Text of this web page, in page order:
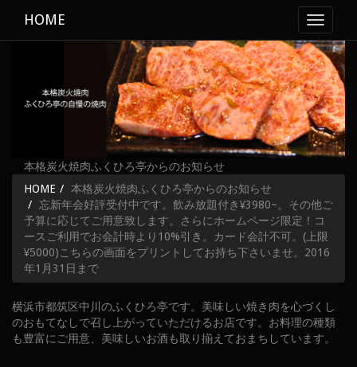
Toggle
HOME
本格炭火焼肉ふくひろ亭からのお知らせ
HOME
本格炭火焼肉ふくひろ亭からのお知らせ
忘新年会好評受付中です。飲み放題付き¥3980~。その他ご
予算に応じてご用意致します。さらにホームページ限定！コ
ースご利用でお会計時より10%引き。カード会計不可。(上限
¥5000)こちらの画面をプリントしてお持ち下さいませ。2016
年1月31日まで
横浜市都筑区中川のふくひろ亭です。美味しい焼き肉を心づくし
のおもてなしで召し上がっていただけるお店です。お料理の種類
も豊富にご用意、美味しいお酒も取り揃えておまちしています。